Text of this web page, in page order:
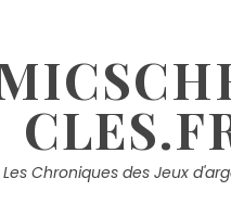
Les Chroniques des Jeux